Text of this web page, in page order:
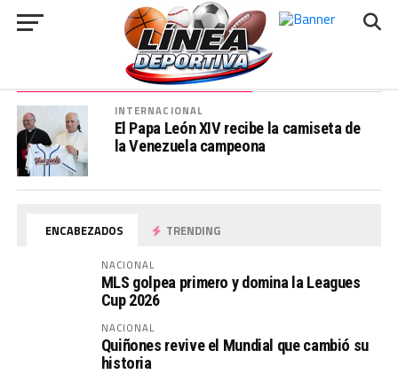
###
ALL POSTS TAGGED "VENEZUELA"
INTERNACIONAL
El Papa León XIV recibe la camiseta de
la Venezuela campeona
ENCABEZADOS TRENDING
NACIONAL
MLS golpea primero y domina la Leagues
Cup 2026
NACIONAL
Quiñones revive el Mundial que cambió su
historia